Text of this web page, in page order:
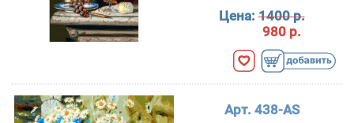
Цена:1400 р.
980 р.
Арт. 438-AS